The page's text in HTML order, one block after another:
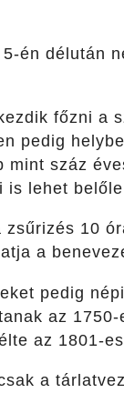
én délután
főzni a
pedig
mint száz
is lehet
zsűrizés 10
a
pedig
az
az 1801-
a